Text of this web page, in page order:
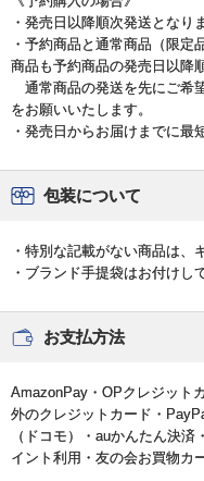
・発売日以降順次発送となり
・予約商品と通常商品（限定
商品も予約商品の発売日以降
通常商品の発送を先にご希
をお願いいたします。
・発売日からお届けまでに最
包装について
・特別な記載がない商品は、
・ブランド手提袋はお付けし
お支払方法
AmazonPay・OPクレジット
外のクレジットカード・
（ドコモ）・auかんたん決
イント利用・友の会お買物カ